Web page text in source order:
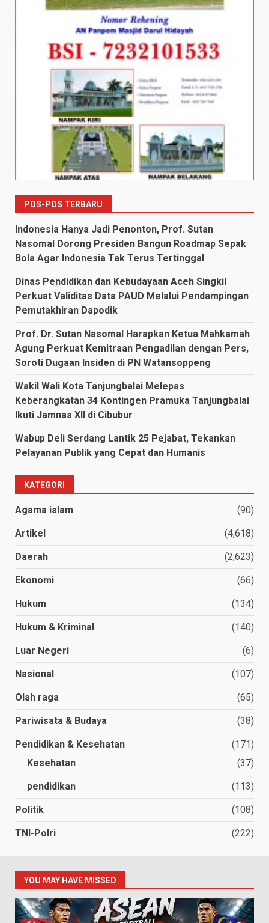
POS-POS TERBARU
Indonesia Hanya Jadi Penonton, Prof. Sutan
Nasomal Dorong Presiden Bangun Roadmap Sepak
Bola Agar Indonesia Tak Terus Tertinggal
Dinas Pendidikan dan Kebudayaan Aceh Singkil
Perkuat Validitas Data PAUD Melalui Pendampingan
Pemutakhiran Dapodik
Prof. Dr. Sutan Nasomal Harapkan Ketua Mahkamah
Agung Perkuat Kemitraan Pengadilan dengan Pers,
Soroti Dugaan Insiden di PN Watansoppeng
Wakil Wali Kota Tanjungbalai Melepas
Keberangkatan 34 Kontingen Pramuka Tanjungbalai
Ikuti Jamnas XII di Cibubur
Wabup Deli Serdang Lantik 25 Pejabat, Tekankan
Pelayanan Publik yang Cepat dan Humanis
KATEGORI
Agama islam (90)
Artikel (4,618)
Daerah (2,623)
Ekonomi (66)
Hukum (134)
Hukum & Kriminal (140)
Luar Negeri (6)
Nasional (107)
Olah raga (65)
Pariwisata & Budaya (38)
Pendidikan & Kesehatan
(171)
Kesehatan
(37)
pendidikan (113)
Politik (108)
TNI-Polri (222)
YOU MAY HAVE MISSED